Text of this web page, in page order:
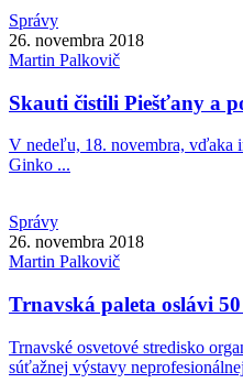
Správy
26. novembra 2018
Martin Palkovič
Skauti čistili Piešťany a
V nedeľu, 18. novembra, vďaka
Ginko ...
Správy
26. novembra 2018
Martin Palkovič
Trnavská paleta oslávi
Trnavské osvetové stredisko
súťažnej výstavy